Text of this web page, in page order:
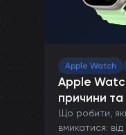
Apple Watch
Apple
причини
Що робити,
вмикатися: